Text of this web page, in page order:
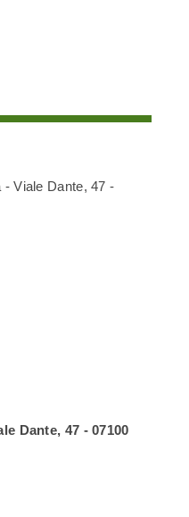
- Viale Dante, 47 -
Dante, 47 -07100